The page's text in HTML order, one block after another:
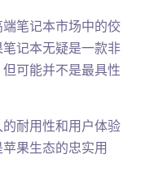
笔记本市场中的佼
记本无疑是一款非
可能并不是最具性
耐用性和用户体验
果生态的忠实用